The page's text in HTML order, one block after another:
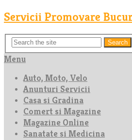
Servicii Promovare
Search
Menu
Auto, Moto, Velo
Anunturi Servicii
Casa si Gradina
Comert si Magazine
Magazine Online
Sanatate si Medicina